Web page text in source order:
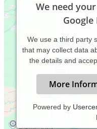
We need
Google
We use a third party
that may collect data
the details and
More
Powered by
Praxiszeiten: